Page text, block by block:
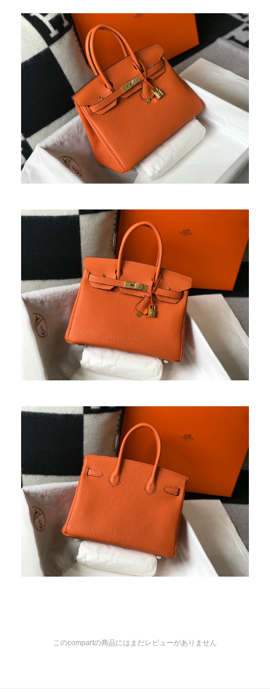
このcompartの商品にはまだレビューがありません